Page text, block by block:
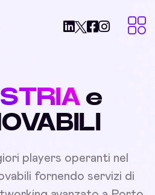
e
players operanti nel
fornendo servizi di